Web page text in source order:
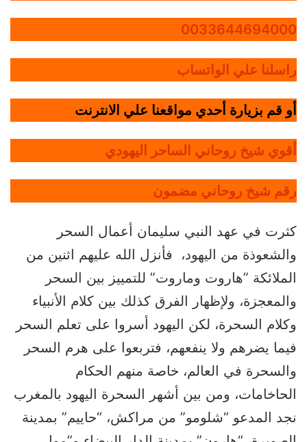
0033644694000
راسلنا علي الواتساب
أو قم بزيارة أحدي مواقعنا علي الانترنت
أقوي شيخ روحاني الساحر اليهودي
رقم شيخ روحاني مضمون
كثرت في عهد النبي سليمان أعمال السحر
والشعوذة من اليهود، فأنزل الله عليهم اثنين من
الملائكة ”هاروت وماروت” للتمييز بين السحر
والمعجزة، ولإظهار الفرق كذلك بين كلام الأنبياء
وكلام السحرة، لكن اليهود أسروا على تعلم السحر
فيما يضرهم ولا ينفعهم، فتربعوا على هرم السحر
والسحرة في العالم، خاصة منهم الحكام
الحاخامات، ومن بين أشهر السحرة اليهود بالمغرب
نجد المدعو “شلومو” من مراكش، “حاييم” بمدينة